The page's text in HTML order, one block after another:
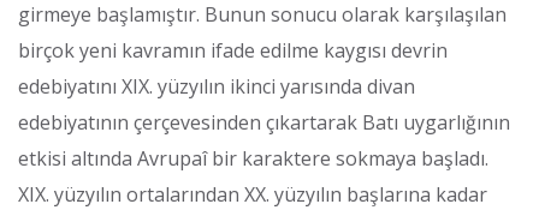
girmeye başlamıştır. Bunun sonucu olarak karşılaşılan
birçok yeni kavramın ifade edilme kaygısı devrin
edebiyatını XIX. yüzyılın ikinci yarısında divan
edebiyatının çerçevesinden çıkartarak Batı uygarlığının
etkisi altında Avrupaî bir karaktere sokmaya başladı.
XIX. yüzyılın ortalarından XX. yüzyılın başlarına kadar